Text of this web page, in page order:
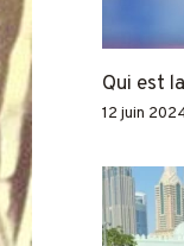
Qui est
12 juin